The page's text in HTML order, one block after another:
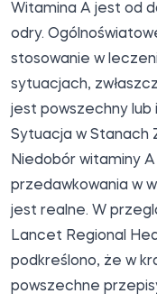
Witamina A jest od
odry.
stosowanie w
sytuacjach,
jest powszechny lub
Sytuacja w Stanach
Niedobór witaminy
przedawkowania w
jest realne. W
Lancet Regional
podkreślono, że w
powszechne